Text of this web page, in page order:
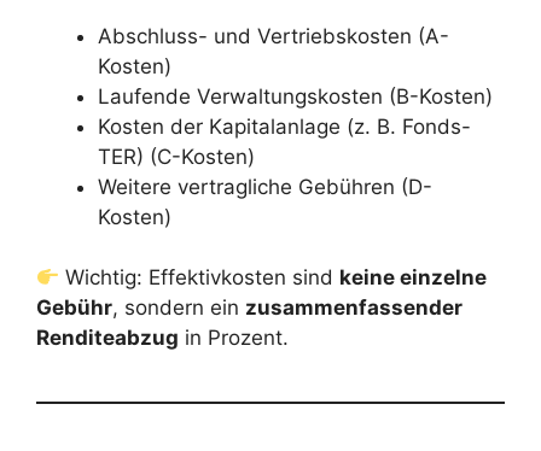
Abschluss- und Vertriebskosten (A-
Kosten)
Laufende Verwaltungskosten (B-Kosten)
Kosten der Kapitalanlage (z. B. Fonds-
TER) (C-Kosten)
Weitere vertragliche Gebühren (D-
Kosten)
Wichtig: Effektivkosten sind keine einzelne
Gebühr, sondern ein zusammenfassender
Renditeabzug in Prozent.